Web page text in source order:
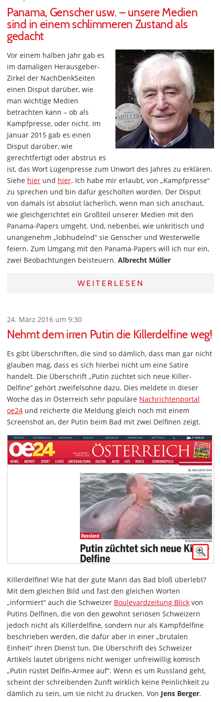
Panama, Genscher usw. – unsere Medien
sind in einem schlimmeren Zustand als
gedacht
Vor einem halben Jahr gab es
im damaligen Herausgeber-
Zirkel der NachDenkSeiten
einen Disput darüber, wie
man wichtige Medien
betrachten kann – ob als
Kampfpresse, oder nicht. Im
Januar 2015 gab es einen
Disput darüber, wie
gerechtfertigt oder abstrus es
ist, das Wort Lügenpresse zum Unwort des Jahres zu erklären.
Siehe hier und hier. Ich habe mir erlaubt, von „Kampfpresse“
zu sprechen und bin dafür gescholten worden. Der Disput
von damals ist absolut lächerlich, wenn man sich anschaut,
wie gleichgerichtet ein Großteil unserer Medien mit den
Panama-Papers umgeht. Und, nebenbei, wie unkritisch und
unangenehm „lobhudelnd“ sie Genscher und Westerwelle
feiern. Zum Umgang mit den Panama-Papers will ich nur ein,
zwei Beobachtungen beisteuern. Albrecht Müller
WEITERLESEN
24. März 2016 um 9:30
Nehmt dem irren Putin die Killerdelfine weg!
Es gibt Überschriften, die sind so dämlich, dass man gar nicht
glauben mag, dass es sich hierbei nicht um eine Satire
handelt. Die Überschrift „Putin züchtet sich neue Killer-
Delfine“ gehört zweifelsohne dazu. Dies meldete in dieser
Woche das in Österreich sehr populäre Nachrichtenportal
oe24 und reicherte die Meldung gleich noch mit einem
Screenshot an, der Putin beim Bad mit zwei Delfinen zeigt.
Killerdelfine! Wie hat der gute Mann das Bad bloß überlebt?
Mit dem gleichen Bild und fast den gleichen Worten
„informiert“ auch die Schweizer Boulevardzeitung Blick von
Putins Delfinen, die von den gewohnt seriösen Schweizern
jedoch nicht als Killerdelfine, sondern nur als Kampfdelfine
beschrieben werden, die dafür aber in einer „brutalen
Einheit“ ihren Dienst tun. Die Überschrift des Schweizer
Artikels lautet übrigens nicht weniger unfreiwillig komisch
„Putin rüstet Delfin-Armee auf“. Wenn es um Russland geht,
scheint der schreibenden Zunft wirklich keine Peinlichkeit zu
dämlich zu sein, um sie nicht zu drucken. Von Jens Berger.